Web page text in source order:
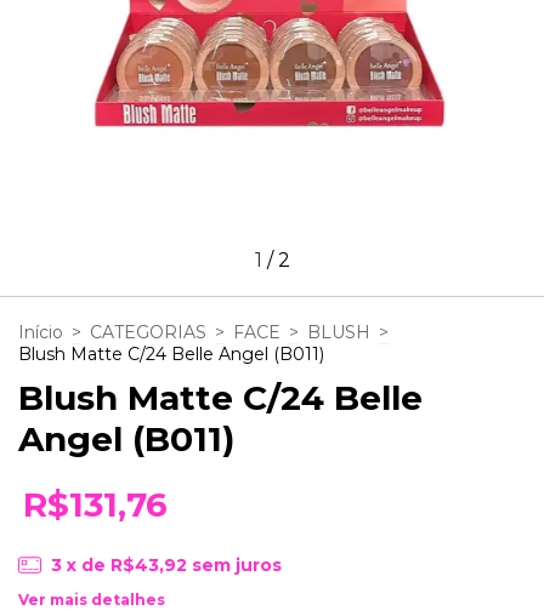
1 /2
Início > CATEGORIAS > FACE > BLUSH >
Blush Matte C/24 Belle Angel (B011)
Blush Matte C/24 Belle
Angel (B011)
R$131,76
3 x de R$43,92 sem juros
Ver mais detalhes